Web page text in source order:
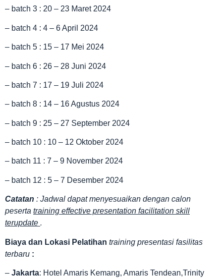
– batch 3 : 20 – 23 Maret 2024
– batch 4 : 4 – 6 April 2024
– batch 5 : 15 – 17 Mei 2024
– batch 6 : 26 – 28 Juni 2024
– batch 7 : 17 – 19 Juli 2024
– batch 8 : 14 – 16 Agustus 2024
– batch 9 : 25 – 27 September 2024
– batch 10 : 10 – 12 Oktober 2024
– batch 11 : 7 – 9 November 2024
– batch 12 : 5 – 7 Desember 2024
Catatan : Jadwal dapat menyesuaikan dengan calon
peserta training effective presentation facilitation skill
terupdate .
Biaya dan Lokasi Pelatihan training presentasi fasilitas
terbaru :
– Jakarta: Hotel Amaris Kemang, Amaris Tendean,Trinity